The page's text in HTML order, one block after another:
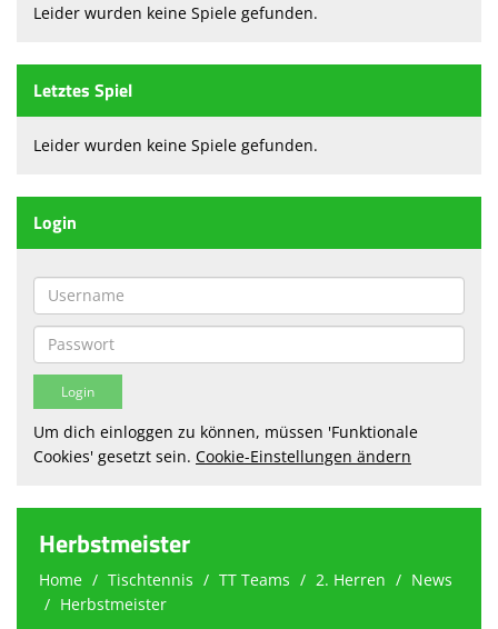
Boule
Handball
Tennis
Terminkalender
Sponsoren
Fanshop
Anmeldung
Leider wurden keine Spiele gefunden.
Letztes Spiel
Leider wurden keine Spiele gefunden.
Login
Um dich einloggen zu können, müssen 'Funktionale
Cookies' gesetzt sein. Cookie-Einstellungen ändern
Herbstmeister
Home Tischtennis TT Teams 2. Herren
News
Herbstmeister